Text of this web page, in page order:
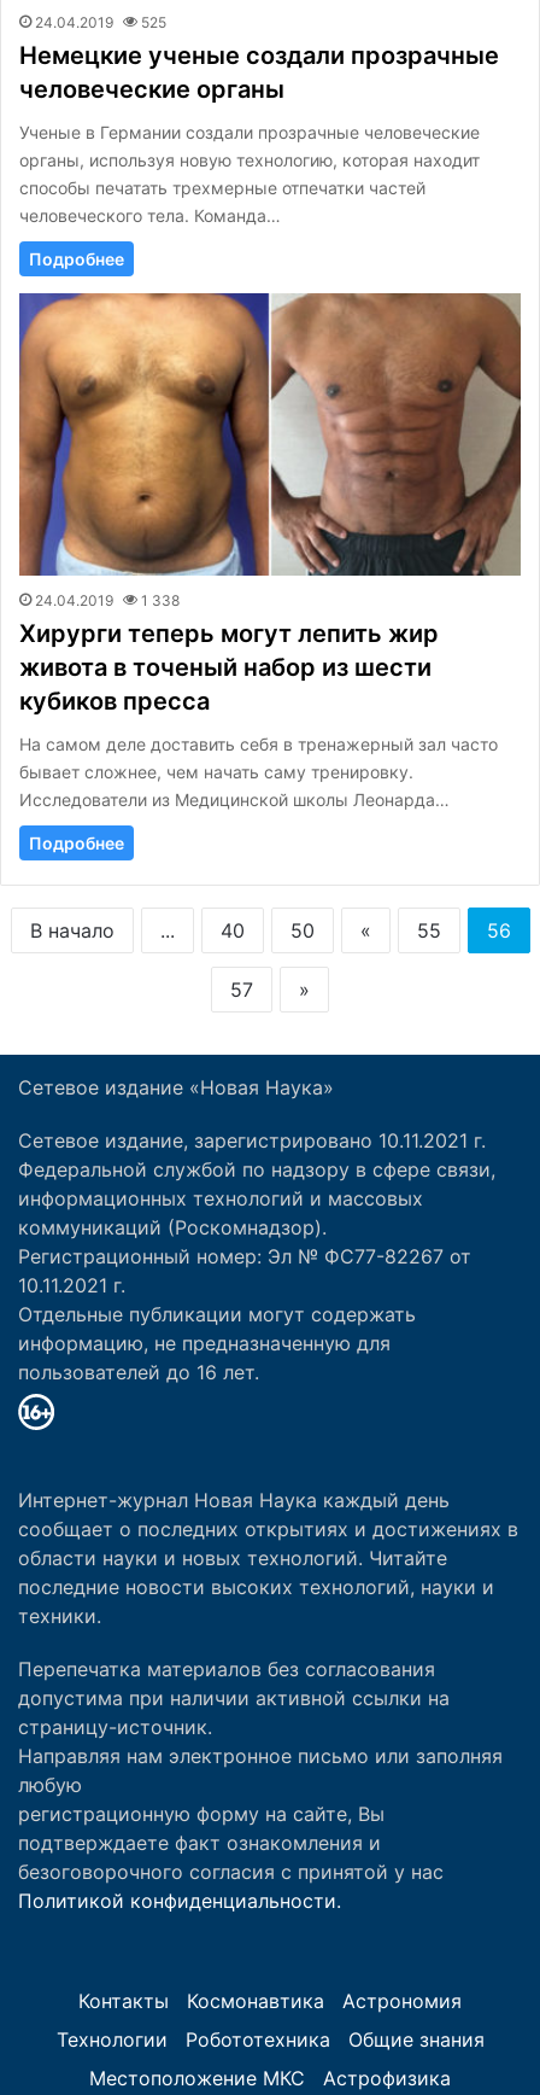
24.04.2019 525
Немецкие ученые создали прозрачные
человеческие органы
Ученые в Германии создали прозрачные человеческие
органы, используя новую технологию, которая находит
способы печатать трехмерные отпечатки частей
человеческого тела. Команда…
Подробнее
24.04.2019 1 338
Хирурги теперь могут лепить жир
живота в точеный набор из шести
кубиков пресса
На самом деле доставить себя в тренажерный зал часто
бывает сложнее, чем начать саму тренировку.
Исследователи из Медицинской школы Леонарда…
Подробнее
В начало ... 40 50 « 55 56
57 »
Сетевое издание «Новая Наука»
Сетевое издание, зарегистрировано 10.11.2021 г.
Федеральной службой по надзору в сфере связи,
информационных технологий и массовых
коммуникаций (Роскомнадзор).
Регистрационный номер: Эл № ФС77-82267 от
10.11.2021 г.
Отдельные публикации могут содержать
информацию, не предназначенную для
пользователей до 16 лет.
Интернет-журнал Новая Наука каждый день
сообщает о последних открытиях и достижениях в
области науки и новых технологий. Читайте
последние новости высоких технологий, науки и
техники.
Перепечатка материалов без согласования
допустима при наличии активной ссылки на
страницу-источник.
Направляя нам электронное письмо или заполняя
любую
регистрационную форму на сайте, Вы
подтверждаете факт ознакомления и
безоговорочного согласия с принятой у нас
Политикой конфиденциальности.
Контакты Космонавтика
Астрономия
Технологии
Робототехника
Общие знания
Местоположение МКС
Астрофизика